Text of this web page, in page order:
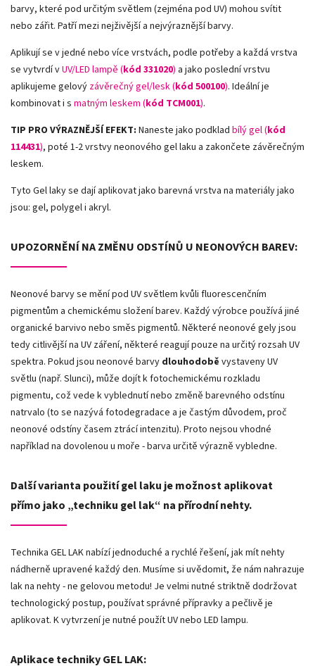
barvy, které pod určitým světlem (zejména pod UV) mohou svítit
nebo zářit. Patří mezi nejživější a nejvýraznější barvy.
Aplikují se v jedné nebo více vrstvách, podle potřeby a každá vrstva
se vytvrdí vUV/LED lampě (kód 331020) a jako poslední vrstvu
aplikujeme gelový závěrečný gel/lesk (kód 500100). Ideální je
kombinovat i s matným leskem (kód TCM001).
TIP PRO VÝRAZNĚJŠÍ EFEKT: Naneste jako podklad bílý gel (kód
114431), poté 1-2 vrstvy neonového gel laku a zakončete závěrečným
leskem.
Tyto Gel laky se dají aplikovat jako barevná vrstva na materiály jako
jsou: gel, polygel i akryl.
UPOZORNĚNÍ NA ZMĚNU ODSTÍNŮ U NEONOVÝCH BAREV:
Neonové barvy se mění pod UV světlem kvůli fluorescenčním
pigmentům a chemickému složení barev. Každý výrobce používá jiné
organické barvivo nebo směs pigmentů. Některé neonové gely jsou
tedy citlivější na UV záření, některé reagují pouze na určitý rozsah UV
spektra. Pokud jsou neonové barvy dlouhodobě vystaveny UV
světlu (např. Slunci), může dojít k fotochemickému rozkladu
pigmentu, což vede k vyblednutí nebo změně barevného odstínu
natrvalo (to se nazývá fotodegradace a je častým důvodem, proč
neonové odstíny časem ztrácí intenzitu). Proto nejsou vhodné
například na dovolenou u moře - barva určitě výrazně vybledne.
Další varianta použití gel laku je možnost aplikovat
přímo jako „techniku gel lak“ na přírodní nehty.
Technika GEL LAK nabízí jednoduché a rychlé řešení, jak mít nehty
nádherně upravené každý den. Musíme si uvědomit, že nám nahrazuje
lak na nehty - ne gelovou metodu! Je velmi nutné striktně dodržovat
technologický postup, používat správné přípravky a pečlivě je
aplikovat. K vytvrzení je nutné použít UV nebo LED lampu.
Aplikace techniky GEL LAK: